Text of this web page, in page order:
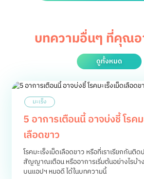
บทความอื่นๆ ที่คุณอ
ดูทั้งหมด
มะเร็ง
5 อาการเตือนนี้ อาจบ่งชี้ โรคม
เลือดขาว
โรคมะเร็งเม็ดเลือดขาว หรือที่เราเรียกกันติ
สัญญาณเตือน หรืออาการเริ่มต้นอย่างไรบ้
บนแอปฯ หมอดี ได้ในบทความนี้